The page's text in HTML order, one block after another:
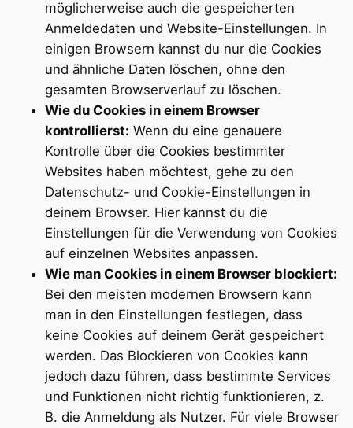
möglicherweise auch die gespeicherten
Anmeldedaten und Website-Einstellungen. In
einigen Browsern kannst du nur die Cookies
und ähnliche Daten löschen, ohne den
gesamten Browserverlauf zu löschen.
Wie du Cookies in einem Browser
kontrollierst: Wenn du eine genauere
Kontrolle über die Cookies bestimmter
Websites haben möchtest, gehe zu den
Datenschutz- und Cookie-Einstellungen in
deinem Browser. Hier kannst du die
Einstellungen für die Verwendung von Cookies
auf einzelnen Websites anpassen.
Wie man Cookies in einem Browser blockiert:
Bei den meisten modernen Browsern kann
man in den Einstellungen festlegen, dass
keine Cookies auf deinem Gerät gespeichert
werden. Das Blockieren von Cookies kann
jedoch dazu führen, dass bestimmte Services
und Funktionen nicht richtig funktionieren, z.
B. die Anmeldung als Nutzer. Für viele Browser